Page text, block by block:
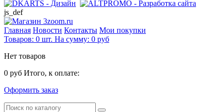
js_def
Главная Новости Контакты Мои покупки
Товаров: 0 шт. На сумму: 0 руб
Нет товаров
0 руб Итого, к оплате:
Оформить заказ